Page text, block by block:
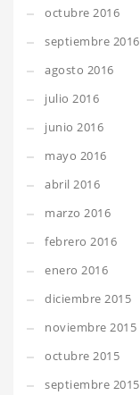
octubre 2016
septiembre 2016
agosto 2016
julio 2016
junio 2016
mayo 2016
abril 2016
marzo 2016
febrero 2016
enero 2016
diciembre 2015
noviembre 2015
octubre 2015
septiembre 2015